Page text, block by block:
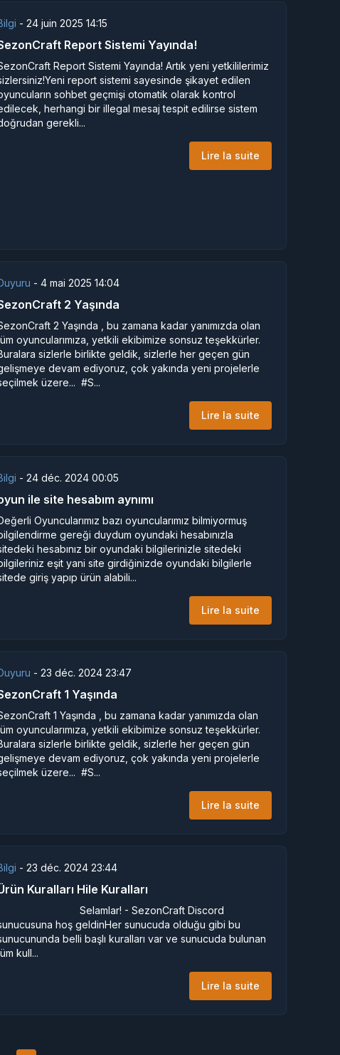
- 24 juin 2025 14:15
Report Sistemi Yayında!
Report Sistemi Yayında! Artık yeni yetkililerimiz
report sistemi sayesinde şikayet edilen
sohbet geçmişi otomatik olarak kontrol
herhangi bir illegal mesaj tespit edilirse sistem
gerekli...
Lire la suite
- 4 mai 2025 14:04
2 Yaşında
2 Yaşında , bu zamana kadar yanımızda olan
oyuncularımıza, yetkili ekibimize sonsuz teşekkürler.
sizlerle birlikte geldik, sizlerle her geçen gün
devam ediyoruz, çok yakında yeni projelerle
üzere... #S...
Lire la suite
- 24 déc. 2024 00:05
ile site hesabım aynımı
Oyuncularımız bazı oyuncularımız bilmiyormuş
gereği duydum oyundaki hesabınızla
hesabınız bir oyundaki bilgilerinizle sitedeki
eşit yani site girdiğinizde oyundaki bilgilerle
giriş yapıp ürün alabili...
Lire la suite
- 23 déc. 2024 23:47
1 Yaşında
1 Yaşında , bu zamana kadar yanımızda olan
oyuncularımıza, yetkili ekibimize sonsuz teşekkürler.
sizlerle birlikte geldik, sizlerle her geçen gün
devam ediyoruz, çok yakında yeni projelerle
üzere... #S...
Lire la suite
- 23 déc. 2024 23:44
Kuralları Hile Kuralları
- SezonCraft Discord
hoş geldinHer sunucuda olduğu gibi bu
belli başlı kuralları var ve sunucuda bulunan
kull...
Lire la suite